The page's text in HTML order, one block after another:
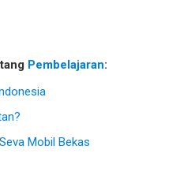
Pembelajaran:
Mobil Bekas